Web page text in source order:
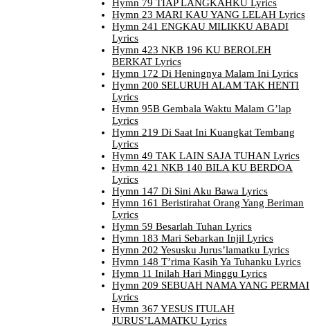
Hymn 79 TIAP LANGKAHKU Lyrics
Hymn 23 MARI KAU YANG LELAH Lyrics
Hymn 241 ENGKAU MILIKKU ABADI
Lyrics
Hymn 423 NKB 196 KU BEROLEH
BERKAT Lyrics
Hymn 172 Di Heningnya Malam Ini Lyrics
Hymn 200 SELURUH ALAM TAK HENTI
Lyrics
Hymn 95B Gembala Waktu Malam G’lap
Lyrics
Hymn 219 Di Saat Ini Kuangkat Tembang
Lyrics
Hymn 49 TAK LAIN SAJA TUHAN Lyrics
Hymn 421 NKB 140 BILA KU BERDOA
Lyrics
Hymn 147 Di Sini Aku Bawa Lyrics
Hymn 161 Beristirahat Orang Yang Beriman
Lyrics
Hymn 59 Besarlah Tuhan Lyrics
Hymn 183 Mari Sebarkan Injil Lyrics
Hymn 202 Yesusku Jurus’lamatku Lyrics
Hymn 148 T’rima Kasih Ya Tuhanku Lyrics
Hymn 11 Inilah Hari Minggu Lyrics
Hymn 209 SEBUAH NAMA YANG PERMAI
Lyrics
Hymn 367 YESUS ITULAH
JURUS’LAMATKU Lyrics